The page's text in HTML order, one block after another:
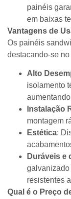
painéis
em baixas
Vantagens de
Os painéis
destacando-se
Alto
isolamento
Instalação
montagem
Estética:
Duráveis e
galvanizado
resistentes
Qual é o Preço